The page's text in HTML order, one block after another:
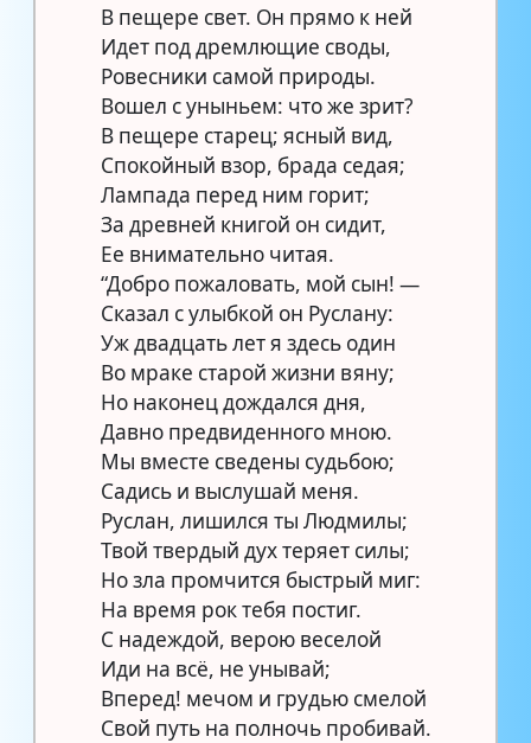
В пещере свет. Он прямо к ней
Идет под дремлющие своды,
Ровесники самой природы.
Вошел с уныньем: что же зрит?
В пещере старец; ясный вид,
Спокойный взор, брада седая;
Лампада перед ним горит;
За древней книгой он сидит,
Ее внимательно читая.
“Добро пожаловать, мой сын! —
Сказал с улыбкой он Руслану:
Уж двадцать лет я здесь один
Во мраке старой жизни вяну;
Но наконец дождался дня,
Давно предвиденного мною.
Мы вместе сведены судьбою;
Садись и выслушай меня.
Руслан, лишился ты Людмилы;
Твой твердый дух теряет силы;
Но зла промчится быстрый миг:
На время рок тебя постиг.
С надеждой, верою веселой
Иди на всё, не унывай;
Вперед! мечом и грудью смелой
Свой путь на полночь пробивай.